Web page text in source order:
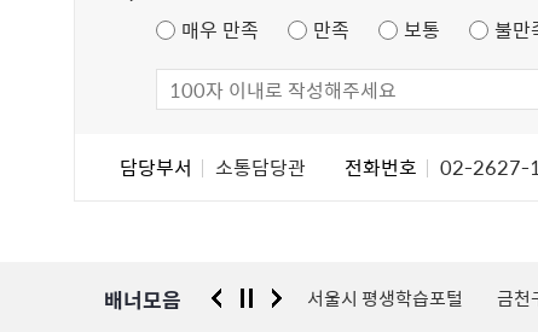
매우 만족
만족 보통 불만
담당부서 소통담당관 전화번호 02-2627-
배너모음
경찰청 유실물 통합포털 서울시 평생학습포털 금천